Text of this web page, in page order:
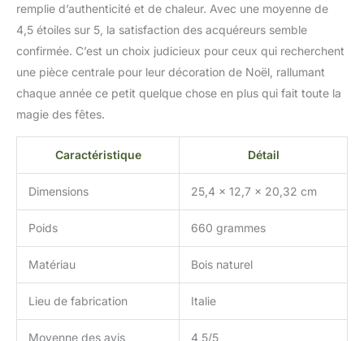
remplie d’authenticité et de chaleur. Avec une moyenne de
4,5 étoiles sur 5, la satisfaction des acquéreurs semble
confirmée. C’est un choix judicieux pour ceux qui recherchent
une pièce centrale pour leur décoration de Noël, rallumant
chaque année ce petit quelque chose en plus qui fait toute la
magie des fêtes.
Caractéristique Détail
Dimensions 25,4 x 12,7 x 20,32 cm
Poids 660 grammes
Matériau Bois naturel
Lieu de fabrication Italie
Moyenne des avis 4,5/5